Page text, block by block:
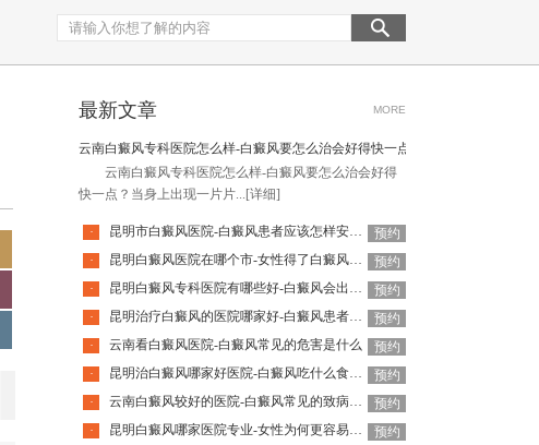
最新文章 MORE
云南白癜风专科医院怎么样-白癜风要怎么治会好得快一点
云南白癜风专科医院怎么样-白癜风要怎么治会好得
快一点？当身上出现一片片... [详细]
· 昆明市白癜风医院-白癜风患者应该怎样安排饮食
预约
·
昆明白癜风医院在哪个市-女性得了白癜风还能使用化妆品吗
预约
·
昆明白癜风专科医院有哪些好-白癜风会出现什么并发症
预约
·
昆明治疗白癜风的医院哪家好-白癜风患者日常需要避免什么
预约
·
云南看白癜风医院-白癜风常见的危害是什么
预约
·
昆明治白癜风哪家好医院-白癜风吃什么食物可以补充黑色素
预约
·
云南白癜风较好的医院-白癜风常见的致病因素有哪些
预约
·
昆明白癜风哪家医院专业-女性为何更容易患白癜风呢 预约